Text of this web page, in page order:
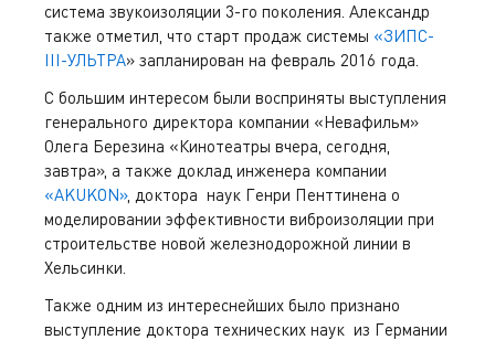
система звукоизоляции 3-го поколения. Александр
также отметил, что старт продаж системы «ЗИПС-
III-УЛЬТРА» запланирован на февраль 2016 года.
С большим интересом были восприняты выступления
генерального директора компании «Невафильм»
Олега Березина «Кинотеатры вчера, сегодня,
завтра», а также доклад инженера компании
«AKUKON», доктора наук Генри Пенттинена о
моделировании эффективности виброизоляции при
строительстве новой железнодорожной линии в
Хельсинки.
Также одним из интереснейших было признано
выступление доктора технических наук из Германии